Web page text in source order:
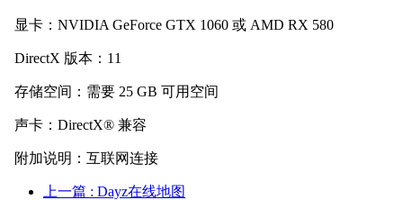
显卡：NVIDIA GeForce GTX 1060 或 AMD RX 580
DirectX 版本：11
存储空间：需要 25 GB 可用空间
声卡：DirectX® 兼容
附加说明：互联网连接
上一篇 : Dayz在线地图